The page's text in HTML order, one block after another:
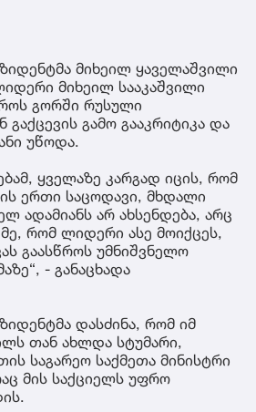
მიხეილ ყაველაშვილი
მიხეილ სააკაშვილი
გორში რუსული
გაქცევის გამო გააკრიტიკა და
უწოდა.
ყველაზე კარგად იცის, რომ
ერთი საცოდავი, მხდალი
ადამიანს არ ახსენდება, არც
რომ ლიდერი ასე მოიქცეს,
გაასწროს უმნიშვნელო
- განაცხადა
დასძინა, რომ იმ
თან ახლდა სტუმარი,
საგარეო საქმეთა მინისტრი
მის საქციელს უფრო